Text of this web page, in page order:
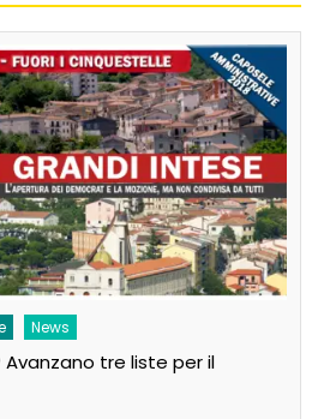
News
tre liste per il